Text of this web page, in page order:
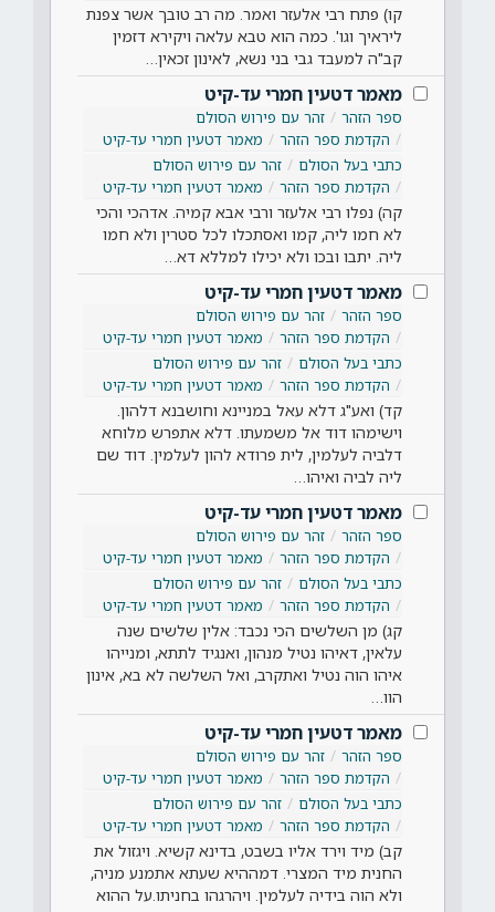
קו) פתח רבי אלעזר ואמר. מה רב טובך אשר צפנת
ליראיך וגו'. כמה הוא טבא עלאה ויקירא דזמין
קב"ה למעבד גבי בני נשא, לאינון זכאין…
מאמר דטעין חמרי עד-קיט
ספר הזהר
זהר עם פירוש הסולם
הקדמת ספר הזהר
מאמר דטעין חמרי עד-קיט
כתבי בעל הסולם
זהר עם פירוש הסולם
הקדמת ספר הזהר
מאמר דטעין חמרי עד-קיט
קה) נפלו רבי אלעזר ורבי אבא קמיה. אדהכי והכי
לא חמו ליה, קמו ואסתכלו לכל סטרין ולא חמו
ליה. יתבו ובכו ולא יכילו למללא דא…
מאמר דטעין חמרי עד-קיט
ספר הזהר
זהר עם פירוש הסולם
הקדמת ספר הזהר
מאמר דטעין חמרי עד-קיט
כתבי בעל הסולם
זהר עם פירוש הסולם
הקדמת ספר הזהר
מאמר דטעין חמרי עד-קיט
קד) ואע"ג דלא עאל במניינא וחושבנא דלהון.
וישימהו דוד אל משמעתו. דלא אתפרש מלוחא
דלביה לעלמין, לית פרודא להון לעלמין. דוד שם
ליה לביה ואיהו…
מאמר דטעין חמרי עד-קיט
ספר הזהר
זהר עם פירוש הסולם
הקדמת ספר הזהר
מאמר דטעין חמרי עד-קיט
כתבי בעל הסולם
זהר עם פירוש הסולם
הקדמת ספר הזהר
מאמר דטעין חמרי עד-קיט
קג) מן השלשים הכי נכבד: אלין שלשים שנה
עלאין, דאיהו נטיל מנהון, ואנגיד לתתא, ומנייהו
איהו הוה נטיל ואתקרב, ואל השלשה לא בא, אינון
הוו…
מאמר דטעין חמרי עד-קיט
ספר הזהר
זהר עם פירוש הסולם
הקדמת ספר הזהר
מאמר דטעין חמרי עד-קיט
כתבי בעל הסולם
זהר עם פירוש הסולם
הקדמת ספר הזהר
מאמר דטעין חמרי עד-קיט
קב) מיד וירד אליו בשבט, בדינא קשיא. ויגזול את
החנית מיד המצרי. דמההיא שעתא אתמנע מניה,
ולא הוה בידיה לעלמין. ויהרגהו בחניתו.על ההוא